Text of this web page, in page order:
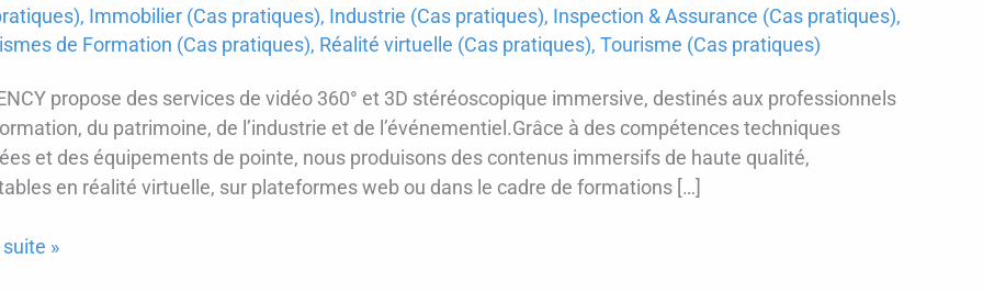
, Immobilier (Cas pratiques), Industrie (Cas pratiques), Inspection & Assurance (Cas pratiques),
de Formation (Cas pratiques), Réalité virtuelle (Cas pratiques), Tourisme (Cas pratiques)
propose des services de vidéo 360° et 3D stéréoscopique immersive, destinés aux professionnels
du patrimoine, de l’industrie et de l’événementiel.Grâce à des compétences techniques
et des équipements de pointe, nous produisons des contenus immersifs de haute qualité,
en réalité virtuelle, sur plateformes web ou dans le cadre de formations […]
»